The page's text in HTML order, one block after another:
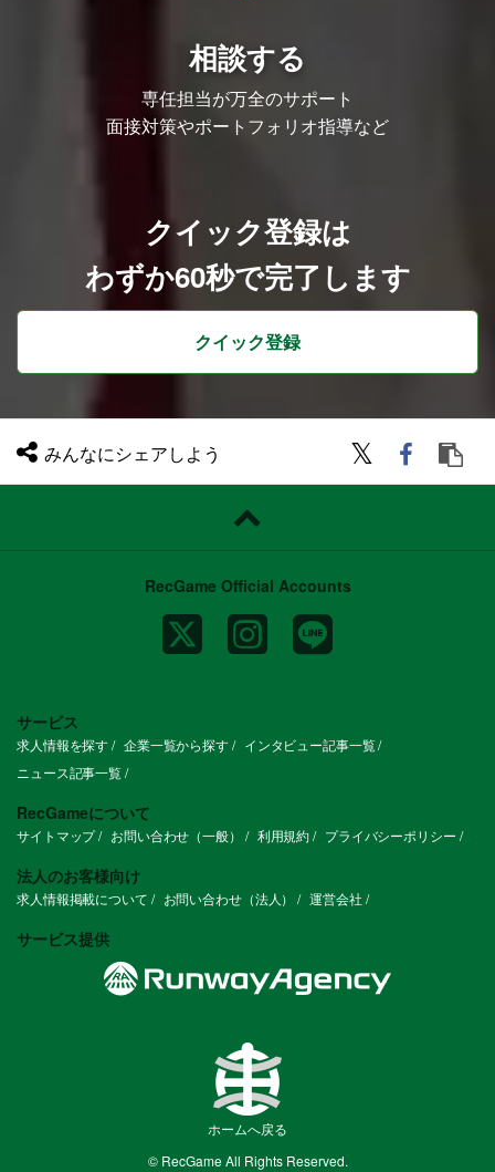
・クリエイティブのクオリティを高めるた
め、ご希望に応じて最適なゲーム開発環境
に必要な機材を手配するなど、クリエイタ
ー一人ひとりに対するインプットへの投資
を惜しみません。（例：機材等の開発環
ェ、リラクゼーションスペースの設置な
ど、従業員が快適に業務に取り組める環境
をご用意しております。
・プロジェクトごとのマイルストンに応じ
た有給奨励日や、目標達成度に応じた社員
旅行などリフレッシュを兼ねた福利厚生も
https://zenn.dev/p/applibot_tech
相談する
専任担当が万全のサポート
面接対策やポートフォリオ指導など
クイック登録は
わずか60秒で完了します
クイック登録
みんなにシェアしよう
RecGame Official Accounts
サービス
求人情報を探す 企業一覧から探す
インタビュー記事一覧
ニュース記事一覧
RecGameについて
サイトマップ お問い合わせ（一般） 利用規約 プライバシーポリシー
法人のお客様向け
求人情報掲載について お問い合わせ（法人） 運営会社
サービス提供
ホームへ戻る
© RecGame All Rights Reserved.